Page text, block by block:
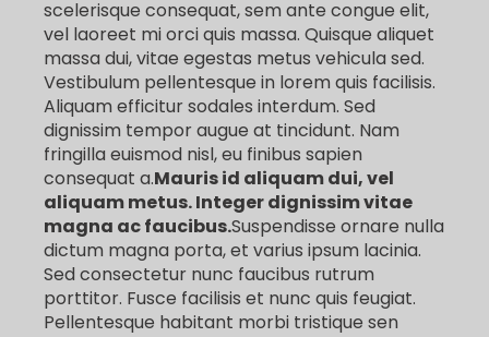
scelerisque consequat, sem ante congue elit,
vel laoreet mi orci quis massa. Quisque aliquet
massa dui, vitae egestas metus vehicula sed.
Vestibulum pellentesque in lorem quis facilisis.
Aliquam efficitur sodales interdum. Sed
dignissim tempor augue at tincidunt. Nam
fringilla euismod nisl, eu finibus sapien
consequat a.Mauris id aliquam dui, vel
aliquam metus. Integer dignissim vitae
magna ac faucibus.Suspendisse ornare nulla
dictum magna porta, et varius ipsum lacinia.
Sed consectetur nunc faucibus rutrum
porttitor. Fusce facilisis et nunc quis feugiat.
Pellentesque habitant morbi tristique sen